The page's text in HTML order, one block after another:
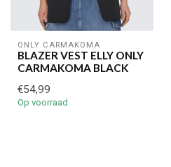
ONLY CARMAKOMA
BLAZER VEST ELLY ONLY
CARMAKOMA BLACK
€54,99
Op voorraad